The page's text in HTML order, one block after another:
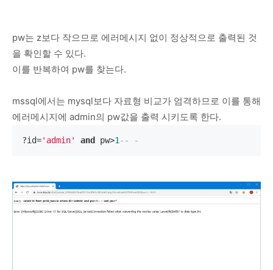
pw는 z보다 작으므로 에러메시지 없이 정상적으로 출력된 것
을 확인할 수 있다.
이를 반복하여 pw를 찾는다.
mssql에서는 mysql보다 자료형 비교가 엄격하므로 이를 통해
에러메시지에 admin의 pw값을 출력 시키도록 한다.
?id='admin' and pw>1-- -